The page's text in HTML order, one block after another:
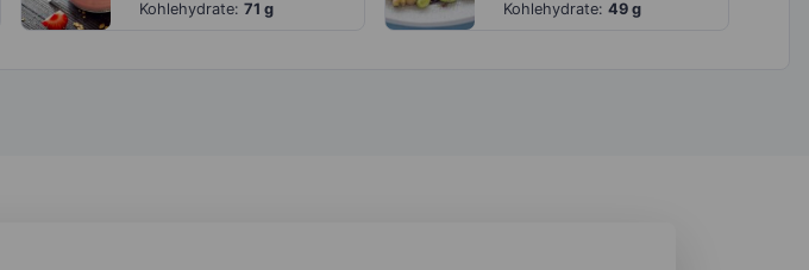
Kohlehydrate: 71 g
Kohlehydrate: 49 g